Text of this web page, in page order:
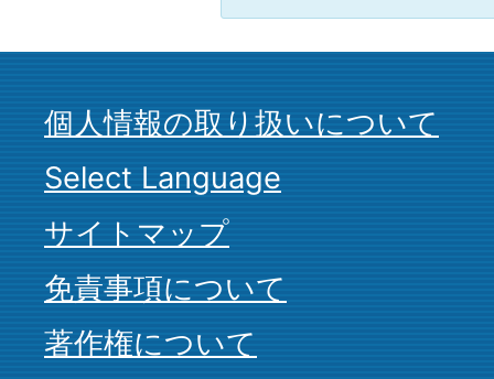
個人情報の取り扱いについて
Select Language
サイトマップ
免責事項について
著作権について